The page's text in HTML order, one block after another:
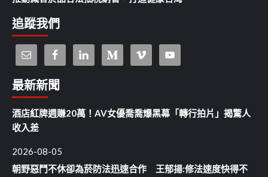
追蹤我們
最新新聞
酒店紅牌週賺20萬！AV女優喬喬爆黑幕「轉行拍片」揭驚人
收入差
2026-08-05
朝野惡鬥不休卻為菸防法迅速合作 王郁揚:修法速度快得不